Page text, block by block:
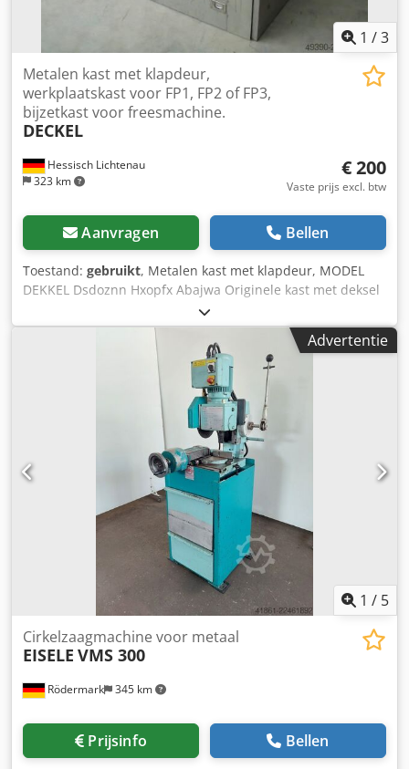
1 /3
Hessisch Lichtenau
323 km
Metalen kast met klapdeur,
werkplaatskast voor FP1, FP2 of FP3,
bijzetkast voor freesmachine.
DECKEL
€ 200
Vaste prijs excl. btw
Aanvragen Bellen
Toestand: gebruikt, Metalen kast met klapdeur, MODEL
DEKKEL Dsdoznn Hxopfx Abajwa Originele kast met deksel
voor accessoires Model DEKKEL FP1 / FP2 / FP3 met 2
uitschuifbare bodems zonder inhoud Lengte: 1000 mm
Breedte: 750 mm Hoogte: 960 mm
Advertentie
1 / 5
Rödermark 345 km
Cirkelzaagmachine voor metaal
EISELE VMS 300
Prijsinfo Bellen